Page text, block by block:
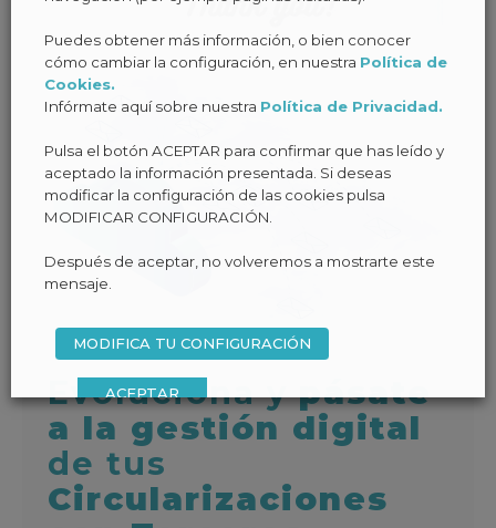
Evoluciona ypásate
a la gestión digital
de tus
Circularizaciones
Puedes obtener más información, o bien conocer
cómo cambiar la configuración, en nuestra Política de
Cookies.
Infórmate aquí sobre nuestra Política de Privacidad.
Pulsa el botón ACEPTAR para confirmar que has leído y
aceptado la información presentada. Si deseas
modificar la configuración de las cookies pulsa
MODIFICAR CONFIGURACIÓN.
Después de aceptar, no volveremos a mostrarte este
mensaje.
MODIFICA TU CONFIGURACIÓN
ACEPTAR